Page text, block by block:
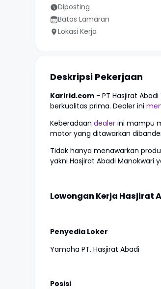
Diposting
Batas Lamaran
Lokasi Kerja
Deskripsi Pekerjaan
Karirid.com - PT Hasjirat
berkualitas prima. Dealer ini
Keberadaan dealer ini mampu
motor yang ditawarkan
Tidak hanya menawarkan
yakni Hasjirat Abadi
Lowongan Kerja Hasjirat
Penyedia Loker
Yamaha PT. Hasjirat Abadi
Posisi